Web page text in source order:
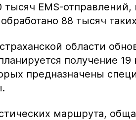
тысяч ЕМS-отправлений,
88 тысяч
области
получение 19
предназначены
маршрута,